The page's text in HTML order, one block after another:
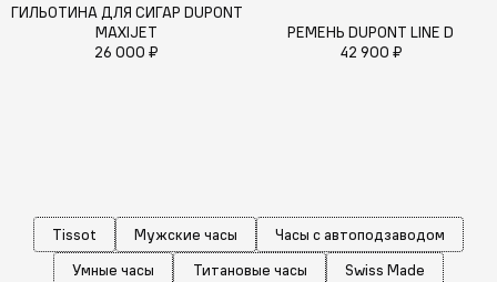
ГИЛЬОТИНА ДЛЯ СИГАР DUPONT
MAXIJET
26 000 ₽
РЕМЕНЬ DUPONT LINE D
42 900 ₽
Tissot Мужские часы
Часы с автоподзаводом
Умные часы
Титановые часы
Swiss Made